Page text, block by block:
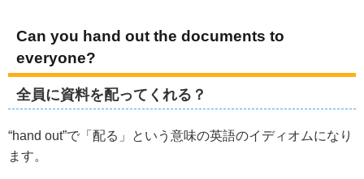
Can you hand out the documents to
everyone?
全員に資料を配ってくれる？
“hand out”で「配る」という意味の英語のイディオムになり
ます。